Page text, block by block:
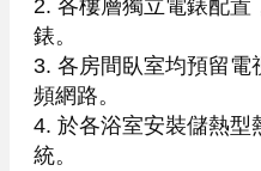
2. 各樓層獨立電錶配置
錶。
3. 各房間臥室均預留
頻網路。
4. 於各浴室安裝儲熱型
統。